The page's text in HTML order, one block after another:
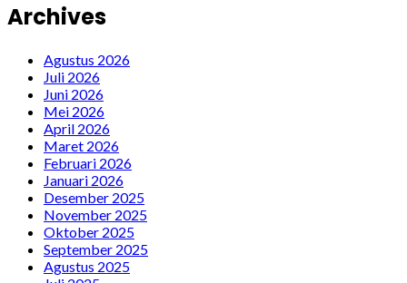
Archives
Agustus 2026
Juli 2026
Juni 2026
Mei 2026
April 2026
Maret 2026
Februari 2026
Januari 2026
Desember 2025
November 2025
Oktober 2025
September 2025
Agustus 2025